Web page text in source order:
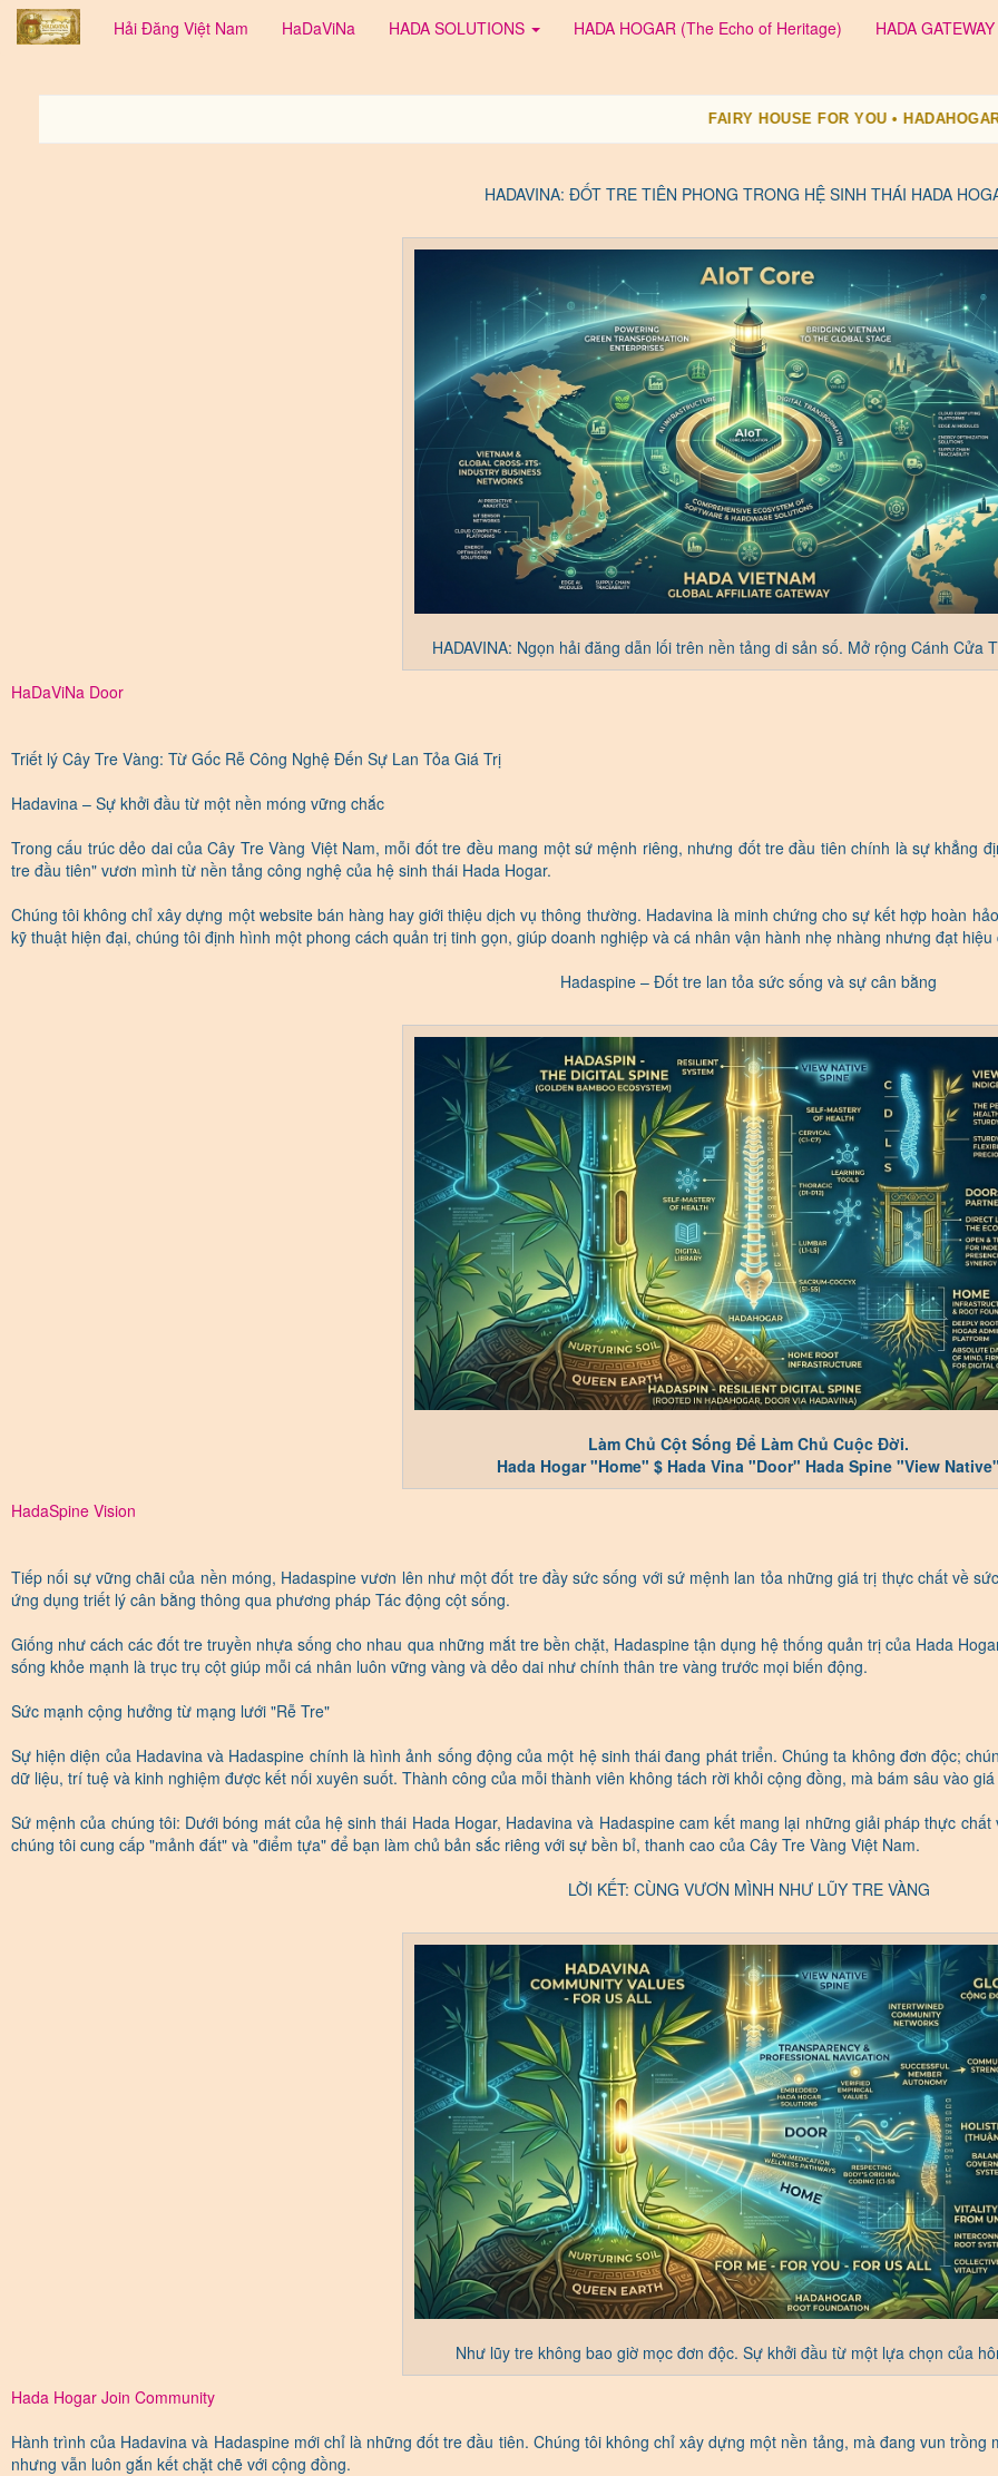
Hải Đăng Việt Nam HaDaViNa HADA SOLUTIONS HADA HOGAR (The Echo of Heritage) HADA GATEWAY
FAIRY HOUSE FOR YOU • HADAHOGAR.COM • THE
HADAVINA: ĐỐT TRE TIÊN PHONG TRONG HỆ SINH THÁI HADA
HADAVINA: Ngọn hải đăng dẫn lối trên nền tảng di sản số. Mở rộng Cánh Cửa
HaDaViNa Door
Triết lý Cây Tre Vàng: Từ Gốc Rễ Công Nghệ Đến Sự Lan Tỏa Giá Trị
Hadavina – Sự khởi đầu từ một nền móng vững chắc
Trong cấu trúc dẻo dai của Cây Tre Vàng Việt Nam, mỗi đốt tre đều mang một sứ mệnh riêng, nhưng đốt tre đầu tiên chính là sự khẳng
tre đầu tiên" vươn mình từ nền tảng công nghệ của hệ sinh thái Hada Hogar.
Chúng tôi không chỉ xây dựng một website bán hàng hay giới thiệu dịch vụ thông thường. Hadavina là minh chứng cho sự kết hợp hoàn
kỹ thuật hiện đại, chúng tôi định hình một phong cách quản trị tinh gọn, giúp doanh nghiệp và cá nhân vận hành nhẹ nhàng nhưng đạt
Hadaspine – Đốt tre lan tỏa sức sống và sự cân bằng
Làm Chủ Cột Sống Ðể Làm Chủ Cuộc Đời.
Hada Hogar "Home" $ Hada Vina "Door" Hada Spine "View
HadaSpine Vision
Tiếp nối sự vững chãi của nền móng, Hadaspine vươn lên như một đốt tre đầy sức sống với sứ mệnh lan tỏa những giá trị thực chất về
ứng dụng triết lý cân bằng thông qua phương pháp Tác động cột sống.
Giống như cách các đốt tre truyền nhựa sống cho nhau qua những mắt tre bền chặt, Hadaspine tận dụng hệ thống quản trị của Hada
sống khỏe mạnh là trục trụ cột giúp mỗi cá nhân luôn vững vàng và dẻo dai như chính thân tre vàng trước mọi biến động.
Sức mạnh cộng hưởng từ mạng lưới "Rễ Tre"
Sự hiện diện của Hadavina và Hadaspine chính là hình ảnh sống động của một hệ sinh thái đang phát triển. Chúng ta không đơn độc;
dữ liệu, trí tuệ và kinh nghiệm được kết nối xuyên suốt. Thành công của mỗi thành viên không tách rời khỏi cộng đồng, mà bám sâu vào
Sứ mệnh của chúng tôi: Dưới bóng mát của hệ sinh thái Hada Hogar, Hadavina và Hadaspine cam kết mang lại những giải pháp thực
chúng tôi cung cấp "mảnh đất" và "điểm tựa" để bạn làm chủ bản sắc riêng với sự bền bỉ, thanh cao của Cây Tre Vàng Việt Nam.
LỜI KẾT: CÙNG VƯƠN MÌNH NHƯ LŨY TRE VÀNG
Như lũy tre không bao giờ mọc đơn độc. Sự khởi đầu từ một lựa chọn của
Hada Hogar Join Community
Hành trình của Hadavina và Hadaspine mới chỉ là những đốt tre đầu tiên. Chúng tôi không chỉ xây dựng một nền tảng, mà đang vun
nhưng vẫn luôn gắn kết chặt chẽ với cộng đồng.